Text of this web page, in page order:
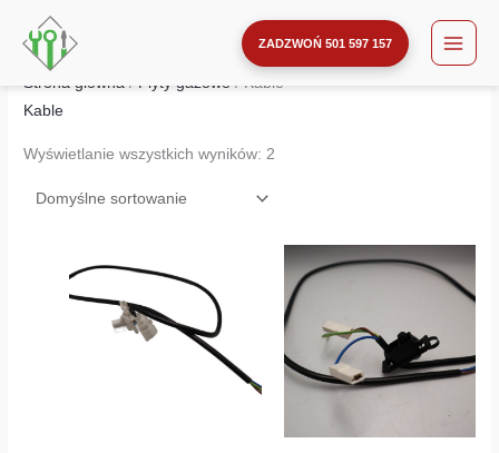
Przejdź
ZADZWOŃ 501 597 157
Strona główna / Płyty gazowe / Kable
Kable
Wyświetlanie wszystkich wyników: 2